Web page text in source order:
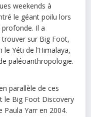
weekends à
le géant poilu lors
profonde. Il a
trouver sur Big Foot,
Yéti de l’Himalaya,
paléoanthropologie.
parallèle de ces
le Big Foot Discovery
Yarr en 2004.